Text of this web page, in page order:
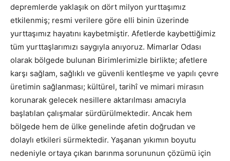
depremlerde yaklaşık on dört milyon yurttaşımız
etkilenmiş; resmi verilere göre elli binin üzerinde
yurttaşımız hayatını kaybetmiştir. Afetlerde kaybettiğimiz
tüm yurttaşlarımızı saygıyla anıyoruz. Mimarlar Odası
olarak bölgede bulunan Birimlerimizle birlikte; afetlere
karşı sağlam, sağlıklı ve güvenli kentleşme ve yapılı çevre
üretimin sağlanması; kültürel, tarihî ve mimari mirasın
korunarak gelecek nesillere aktarılması amacıyla
başlatılan çalışmalar sürdürülmektedir. Ancak hem
bölgede hem de ülke genelinde afetin doğrudan ve
dolaylı etkileri sürmektedir. Yaşanan yıkımın boyutu
nedeniyle ortaya çıkan barınma sorununun çözümü için